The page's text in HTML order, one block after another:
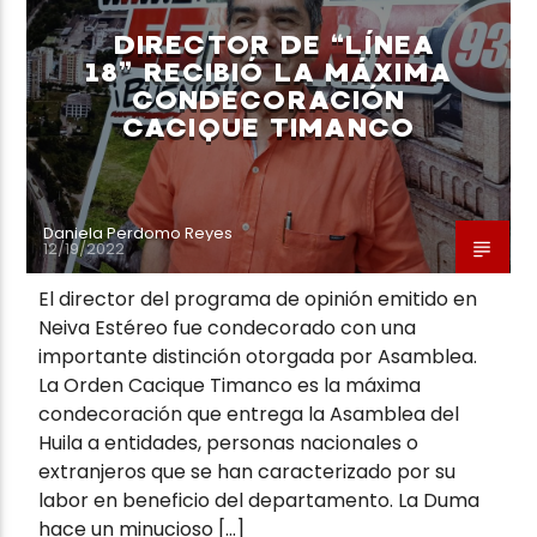
Neiva Estereo
DIRECTOR DE “LÍNEA
18” RECIBIÓ LA MÁXIMA
CONDECORACIÓN
CACIQUE TIMANCO
Daniela Perdomo Reyes
12/19/2022
El director del programa de opinión emitido en
Neiva Estéreo fue condecorado con una
importante distinción otorgada por Asamblea.
La Orden Cacique Timanco es la máxima
condecoración que entrega la Asamblea del
Huila a entidades, personas nacionales o
extranjeros que se han caracterizado por su
labor en beneficio del departamento. La Duma
hace un minucioso […]